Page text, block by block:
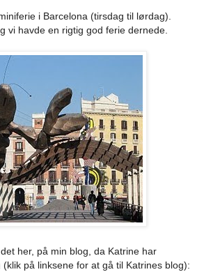
i Barcelona (tirsdag til lørdag).
vi havde en rigtig god ferie dernede.
her, på min blog, da Katrine har
på linksene for at gå til Katrines blog):